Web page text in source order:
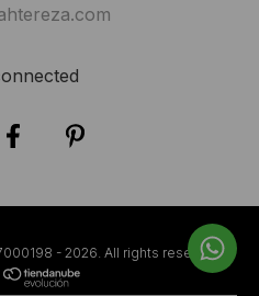
- 2026. All rights reserved.